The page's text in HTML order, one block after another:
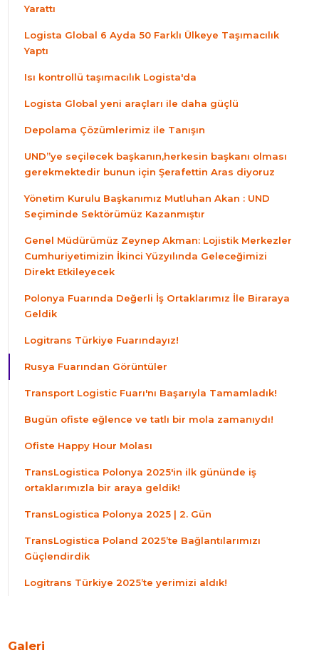
Yarattı
Logista Global 6 Ayda 50 Farklı Ülkeye Taşımacılık
Yaptı
Isı kontrollü taşımacılık Logista'da
Logista Global yeni araçları ile daha güçlü
Depolama Çözümlerimiz ile Tanışın
UND”ye seçilecek başkanın,herkesin başkanı olması
gerekmektedir bunun için Şerafettin Aras diyoruz
Yönetim Kurulu Başkanımız Mutluhan Akan : UND
Seçiminde Sektörümüz Kazanmıştır
Genel Müdürümüz Zeynep Akman: Lojistik Merkezler
Cumhuriyetimizin İkinci Yüzyılında Geleceğimizi
Direkt Etkileyecek
Polonya Fuarında Değerli İş Ortaklarımız İle Biraraya
Geldik
Logitrans Türkiye Fuarındayız!
Rusya Fuarından Görüntüler
Transport Logistic Fuarı'nı Başarıyla Tamamladık!
Bugün ofiste eğlence ve tatlı bir mola zamanıydı!
Ofiste Happy Hour Molası
TransLogistica Polonya 2025'in ilk gününde iş
ortaklarımızla bir araya geldik!
TransLogistica Polonya 2025 | 2. Gün
TransLogistica Poland 2025’te Bağlantılarımızı
Güçlendirdik
Logitrans Türkiye 2025’te yerimizi aldık!
Galeri